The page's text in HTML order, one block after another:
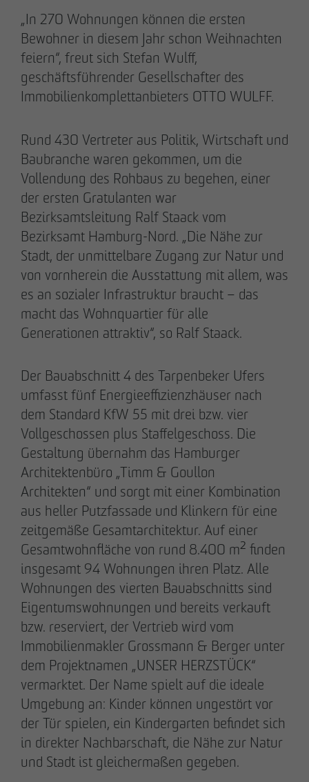
„In 270 Wohnungen können die ersten
Bewohner in diesem Jahr schon Weihnachten
feiern“, freut sich Stefan Wulff,
geschäftsführender Gesellschafter des
Immobilienkomplettanbieters OTTO WULFF.
Rund 430 Vertreter aus Politik, Wirtschaft und
Baubranche waren gekommen, um die
Vollendung des Rohbaus zu begehen, einer
der ersten Gratulanten war
Bezirksamtsleitung Ralf Staack vom
Bezirksamt Hamburg-Nord. „Die Nähe zur
Stadt, der unmittelbare Zugang zur Natur und
von vornherein die Ausstattung mit allem, was
es an sozialer Infrastruktur braucht – das
macht das Wohnquartier für alle
Generationen attraktiv“, so Ralf Staack.
Der Bauabschnitt 4 des Tarpenbeker Ufers
umfasst fünf Energieeffizienzhäuser nach
dem Standard KfW 55 mit drei bzw. vier
Vollgeschossen plus Staffelgeschoss. Die
Gestaltung übernahm das Hamburger
Architektenbüro „Timm & Goullon
Architekten“ und sorgt mit einer Kombination
aus heller Putzfassade und Klinkern für eine
zeitgemäße Gesamtarchitektur. Auf einer
Gesamtwohnfläche von rund 8.400 m² finden
insgesamt 94 Wohnungen ihren Platz. Alle
Wohnungen des vierten Bauabschnitts sind
Eigentumswohnungen und bereits verkauft
bzw. reserviert, der Vertrieb wird vom
Immobilienmakler Grossmann & Berger unter
dem Projektnamen „UNSER HERZSTÜCK“
vermarktet. Der Name spielt auf die ideale
Umgebung an: Kinder können ungestört vor
der Tür spielen, ein Kindergarten befindet sich
in direkter Nachbarschaft, die Nähe zur Natur
und Stadt ist gleichermaßen gegeben.
20.03.2026
9 Jahre nach Beginn des B-Plan-Verfahrens:
für FRIEDRICHS VIER im Randelpark
DAS TEAM.
Pia-Alin Demirayakli
Abteilungsleiterin
Kommunikation & Marketing
pademirayakli@ otto-wulff.de
+49 173 4928616
Erik J. Schulze
Pressesprecher
Kommunikation & Marketing
eschulze@ otto-wulff.de
+49 173 7360070